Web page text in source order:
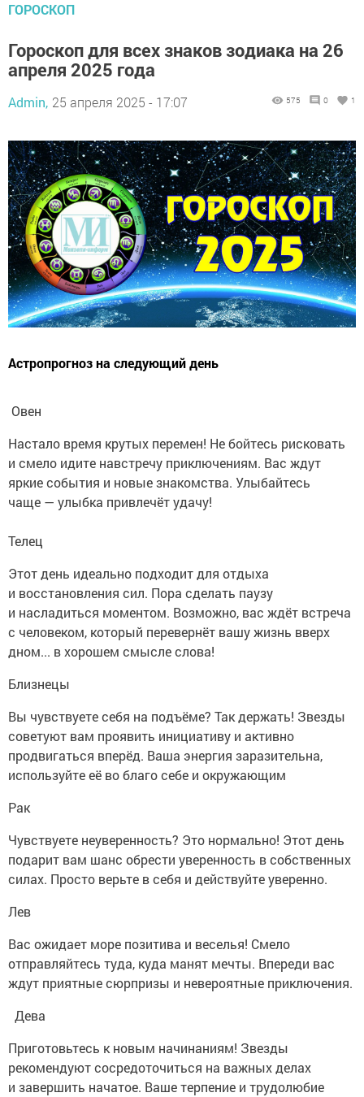
ГОРОСКОП
Гороскоп для всех знаков зодиака на 26
апреля 2025 года
Admin, 25 апреля 2025 - 17:07 575 0 1
Астропрогноз на следующий день
Овен
Настало время крутых перемен! Не бойтесь рисковать
и смело идите навстречу приключениям. Вас ждут
яркие события и новые знакомства. Улыбайтесь
чаще — улыбка привлечёт удачу!
Телец
Этот день идеально подходит для отдыха
и восстановления сил. Пора сделать паузу
и насладиться моментом. Возможно, вас ждёт встреча
с человеком, который перевернёт вашу жизнь вверх
дном... в хорошем смысле слова!
Близнецы
Вы чувствуете себя на подъёме? Так держать! Звезды
советуют вам проявить инициативу и активно
продвигаться вперёд. Ваша энергия заразительна,
используйте её во благо себе и окружающим
Рак
Чувствуете неуверенность? Это нормально! Этот день
подарит вам шанс обрести уверенность в собственных
силах. Просто верьте в себя и действуйте уверенно.
Лев
Вас ожидает море позитива и веселья! Смело
отправляйтесь туда, куда манят мечты. Впереди вас
ждут приятные сюрпризы и невероятные приключения.
Дева
Приготовьтесь к новым начинаниям! Звезды
рекомендуют сосредоточиться на важных делах
и завершить начатое. Ваше терпение и трудолюбие